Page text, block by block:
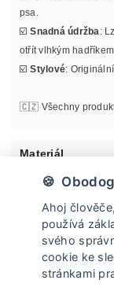
psa.
☑️Snadná údržba :
otřít vlhkým hadříkem.
☑️Stylové:
🇨🇿 Všechny
Materiál
Údržba
Doprava a
🍪
Ahoj
používá
svého
cookie ke
stránkami